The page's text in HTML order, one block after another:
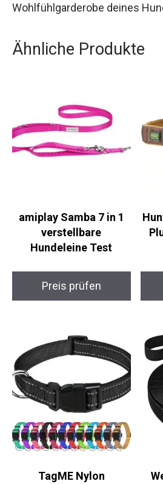
Wohlfühlgarderobe deines
Ähnliche Produkte
amiplay Samba 7 in 1
verstellbare
Hundeleine Test
Preis prüfen
TagME Nylon